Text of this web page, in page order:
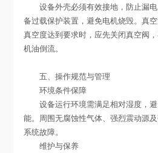
设备外壳必须有效接地，防止漏电
备过载保护装置，避免电机烧毁。真
真空度达到要求时，应先关闭真空阀
机油倒流。
五、操作规范与管理
环境条件保障
设备运行环境需满足相对湿度，避
能。周围无腐蚀性气体、强烈震动源
系统故障。
维护与保养